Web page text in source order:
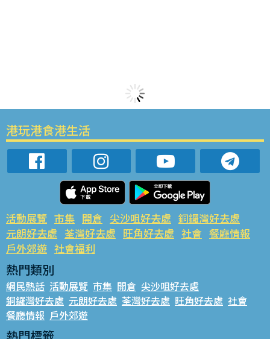
港玩港食港生活
活動展覽 市集 開倉 尖沙咀好去處 銅鑼灣好去處
元朗好去處 荃灣好去處 旺角好去處 社會 餐廳情報
戶外郊遊 社會福利
熱門類別
網民熱話 活動展覽 市集 開倉 尖沙咀好去處
銅鑼灣好去處 元朗好去處 荃灣好去處 旺角好去處 社會
餐廳情報 戶外郊遊